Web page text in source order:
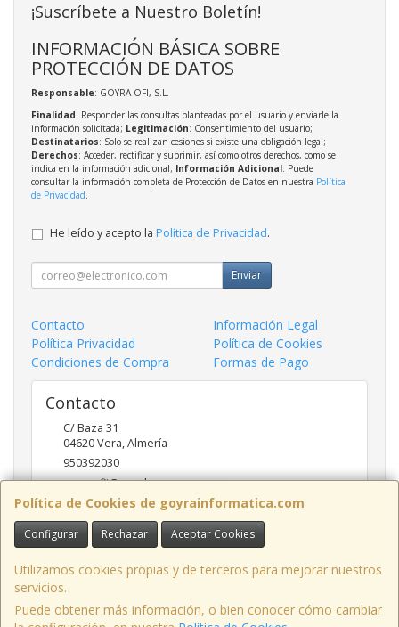
Política de Cookies de goyrainformatica.com
Configurar Rechazar Aceptar Cookies
Utilizamos cookies propias y de terceros para mejorar nuestros
servicios.
Puede obtener más información, o bien conocer cómo cambiar
¡Suscríbete a Nuestro Boletín!
INFORMACIÓN BÁSICA SOBRE
PROTECCIÓN DE DATOS
Responsable: GOYRA OFI, S.L.
Finalidad: Responder las consultas planteadas por el usuario y enviarle la
información solicitada; Legitimación: Consentimiento del usuario;
Destinatarios: Solo se realizan cesiones si existe una obligación legal;
Derechos: Acceder, rectificar y suprimir, así como otros derechos, como se
indica en la información adicional; Información Adicional: Puede
consultar la información completa de Protección de Datos en nuestra Política
de Privacidad.
He leído y acepto la Política de Privacidad.
Enviar
Contacto
Información Legal
Política Privacidad
Política de Cookies
Condiciones de Compra
Formas de Pago
Contacto
C/ Baza 31
04620Vera,Almería
950392030
goyraofii@gmail.com
Horario
9.00-14.00; 17:00-20.00